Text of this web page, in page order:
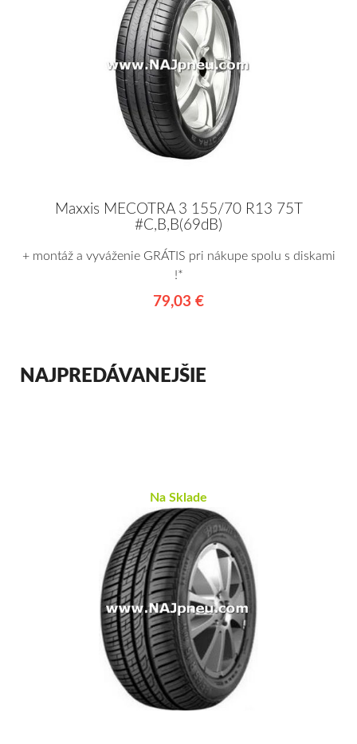
Maxxis MECOTRA 3 155/70 R13 75T
#C,B,B(69dB)
+ montáž a vyváženie GRÁTIS pri nákupe spolu s diskami
!*
79,03 €
NAJPREDÁVANEJŠIE
Na Sklade